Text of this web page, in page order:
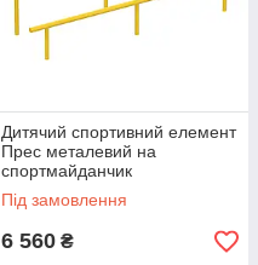
Дитячий спортивний елемент
Прес металевий на
спортмайданчик
Під замовлення
6 560 ₴